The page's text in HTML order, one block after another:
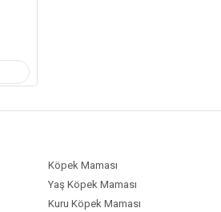
Köpek Maması
Yaş Köpek Maması
Kuru Köpek Maması